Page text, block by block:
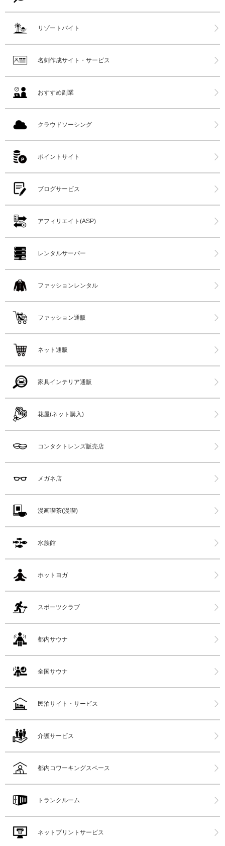
リゾートバイト
名刺作成サイト・サービス
おすすめ副業
クラウドソーシング
ポイントサイト
ブログサービス
アフィリエイト(ASP)
レンタルサーバー
ファッションレンタル
ファッション通販
ネット通販
家具インテリア通販
花屋(ネット購入)
コンタクトレンズ販売店
メガネ店
漫画喫茶(漫喫)
水族館
ホットヨガ
スポーツクラブ
都内サウナ
全国サウナ
民泊サイト・サービス
介護サービス
都内コワーキングスペース
トランクルーム
ネットプリントサービス